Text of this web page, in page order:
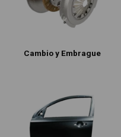
Cambio y Embrague